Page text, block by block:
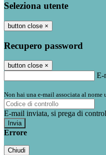
Seleziona utente
button close ×
Recupero password
button close ×
E-
Non hai una e-mail associata al
E-mail inviata, si prega di
Errore
Chiudi